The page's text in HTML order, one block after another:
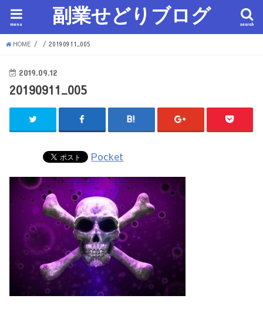
副業せどりブログ search
menu
HOME 20190911_005
2019.09.12
20190911_005
Pocket